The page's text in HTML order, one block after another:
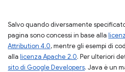
Salvo quando diversamente
pagina sono concessi in base alla
Attribution 4.0, mentre gli esempi di
alla licenza Apache 2.0. Per ulteriori
sito di Google Developers. Java è un